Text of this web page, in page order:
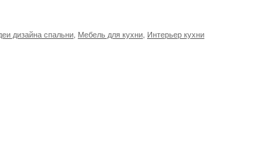
дизайна спальни Мебель для кухни Интерьер кухни